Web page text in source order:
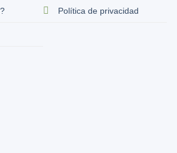
Política de privacidad